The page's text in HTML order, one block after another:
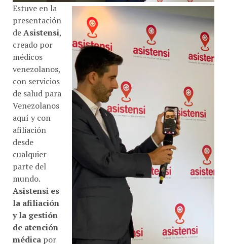
Estuve en la
presentación
de Asistensi
creado por
médicos
venezolanos,
con servicios
de salud para
Venezolanos
aquí y con
afiliación
desde
cualquier
parte del
mundo.
Asistensi es
la afiliación
y la gestión
de atención
médica por